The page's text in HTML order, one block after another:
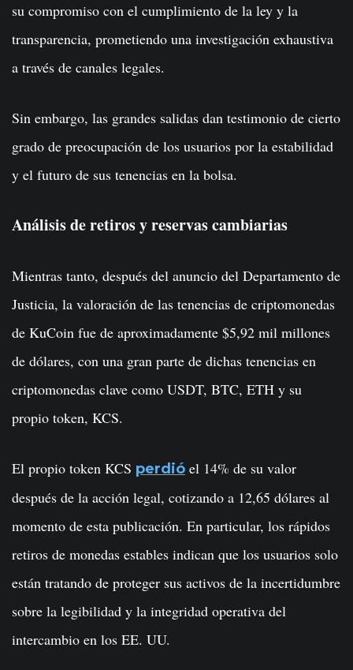
su compromiso con el cumplimiento de la ley y la
transparencia, prometiendo una investigación exhaustiva
a través de canales legales.
Sin embargo, las grandes salidas dan testimonio de cierto
grado de preocupación de los usuarios por la estabilidad
y el futuro de sus tenencias en la bolsa.
Análisis de retiros y reservas cambiarias
Mientras tanto, después del anuncio del Departamento de
Justicia, la valoración de las tenencias de criptomonedas
de KuCoin fue de aproximadamente $5,92 mil millones
de dólares, con una gran parte de dichas tenencias en
criptomonedas clave como USDT, BTC, ETH y su
propio token, KCS.
El propio token KCS perdió el 14% de su valor
después de la acción legal, cotizando a 12,65 dólares al
momento de esta publicación. En particular, los rápidos
retiros de monedas estables indican que los usuarios solo
están tratando de proteger sus activos de la incertidumbre
sobre la legibilidad y la integridad operativa del
intercambio en los EE. UU.